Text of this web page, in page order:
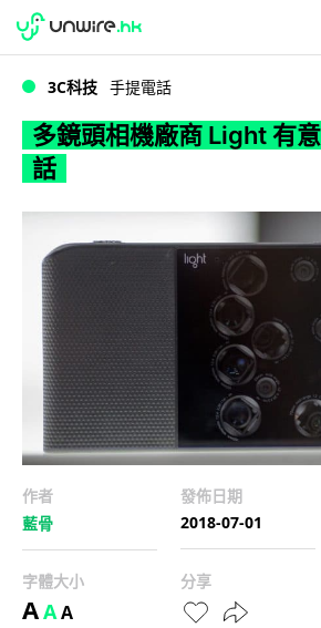
多鏡頭相機廠商 Light 有
WWDC 2026
3C科技 手提電話
多鏡頭相機廠商 Light 有
話
作者
藍骨
發佈日期
2018-07-01
字體大小
AAA
分享